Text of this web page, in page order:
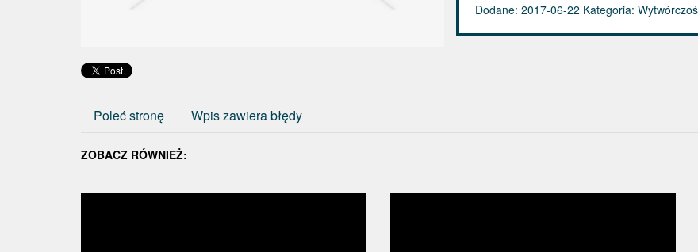
Dodane: 2017-06-22 Kategoria:
Poleć stronę Wpis zawiera błędy
ZOBACZ RÓWNIEŻ: